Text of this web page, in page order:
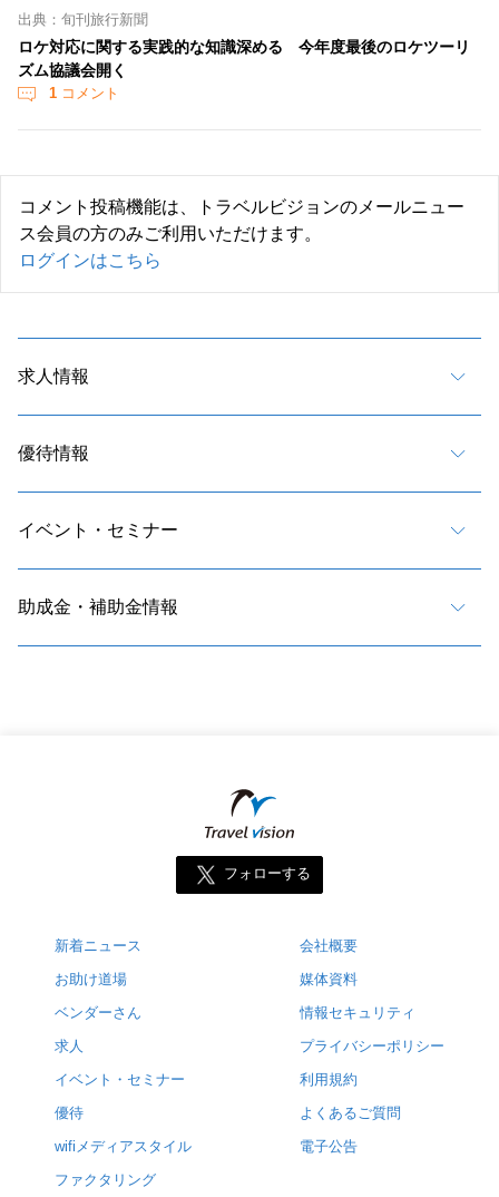
出典：旬刊旅行新聞
ロケ対応に関する実践的な知識深める 今年度最後のロケツーリ
ズム協議会開く
1 コメント
コメント投稿機能は、トラベルビジョンのメールニュー
ス会員の方のみご利用いただけます。
ログインはこちら
求人情報
優待情報
イベント・セミナー
助成金・補助金情報
フォローする
新着ニュース
お助け道場
ベンダーさん
求人
イベント・セミナー
優待
wifiメディアスタイル
ファクタリング
会社概要
媒体資料
情報セキュリティ
プライバシーポリシー
利用規約
よくあるご質問
電子公告